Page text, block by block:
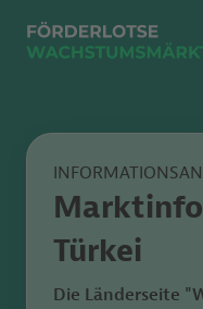
Türkei
Die Länderseite